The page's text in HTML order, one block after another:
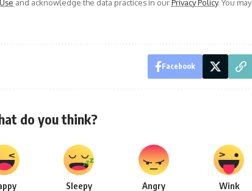
and acknowledge the data practices in ourPrivacy Policy. You may
Facebook
do you think?
Sleepy Angry Wink